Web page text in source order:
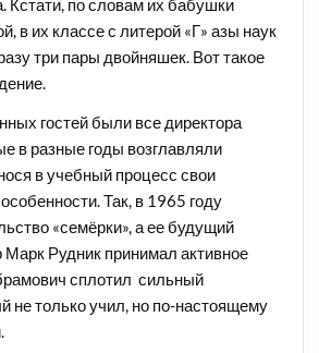
Кстати, по словам их бабушки
в их классе с литерой «Г» азы наук
три пары двойняшек. Вот такое
гостей были все директора
в разные годы возглавляли
в учебный процесс свои
Так, в 1965 году
«семёрки», а ее будущий
Марк Рудник принимал активное
сплотил сильный
не только учил, но по-настоящему